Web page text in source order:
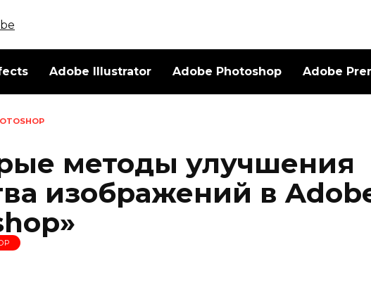
Adobe Illustrator Adobe Photoshop Adobe
методы улучшения
изображений в